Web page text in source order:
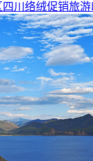
四川络绒促销旅